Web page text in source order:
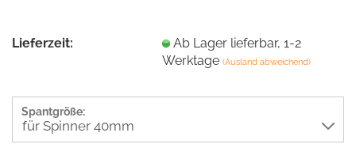
Lieferzeit:
Ab Lager lieferbar, 1-2
Werktage(Ausland abweichend)
Spantgröße: